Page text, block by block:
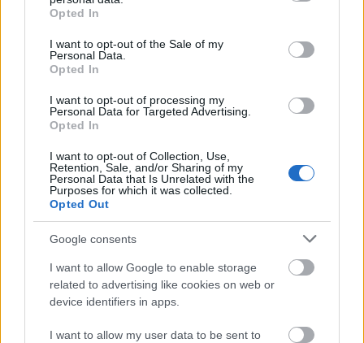
grant or deny consent to Google and its third-party tags to
use your data for below specified purposes in below Google
consent section.
Opted In
I want to opt-out of the Sale of my
Personal Data.
Opted In
I want to opt-out of processing my
Personal Data for Targeted Advertising.
Opted In
I want to opt-out of Collection, Use,
Retention, Sale, and/or Sharing of my
Personal Data that Is Unrelated with the
Purposes for which it was collected.
Opted Out
Google consents
I want to allow Google to enable storage
related to advertising like cookies on web or
device identifiers in apps.
I want to allow my user data to be sent to
si previne aparitia petelor solare. Pret
recomandat 46 RON
Balsam hidrolipidic calmant pentru corp - Este
recomandat pentru pielea expusa deja la soare,
dupa bronzare. Produsul asigura o regenerare
intensiva a pielii iritate, calmeaza, hidrateaza si
incetineste imbatranirea epidermei. Totodata,
are efect de protectie impotriva factorilor nocivi
din mediul inconjurator. Pret recomandat 42
Nivelul de protectie anti-UV al cosmeticelor din
gama Pharmaceris S este de peste 96%. In aceasta